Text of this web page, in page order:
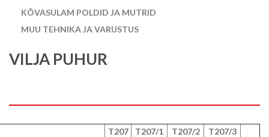
KÕVASULAM POLDID JA MUTRID
MUU TEHNIKA JA VARUSTUS
VILJA PUHUR
T207 T207/1 T207/2
T207/3